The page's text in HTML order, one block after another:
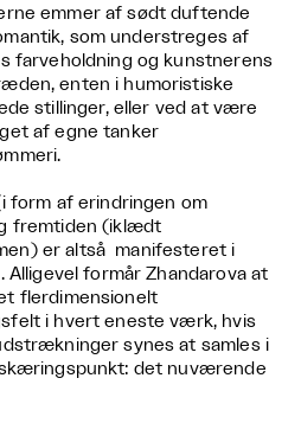
emmer af sødt duftende
som understreges af
farveholdning og kunstnerens
enten i humoristiske
stillinger, eller ved at være
af egne tanker
form af erindringen om
fremtiden (iklædt
er altså manifesteret i
Alligevel formår Zhandarova at
flerdimensionelt
i hvert eneste værk, hvis
synes at samles i
det nuværende